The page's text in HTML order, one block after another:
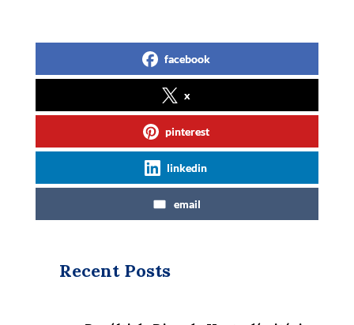
facebook
x
pinterest
linkedin
email
Recent Posts